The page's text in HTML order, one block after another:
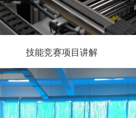
技能竞赛项目讲解